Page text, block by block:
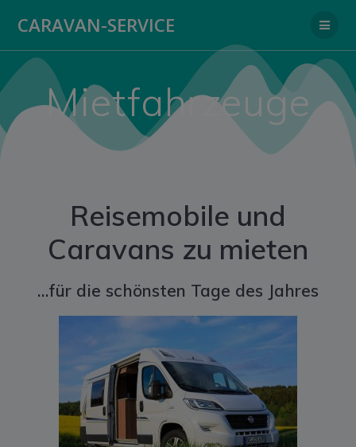
CARAVAN-SERVICE
Mietfahrzeuge
Reisemobile und
Caravans zu mieten
…für die schönsten Tage des Jahres